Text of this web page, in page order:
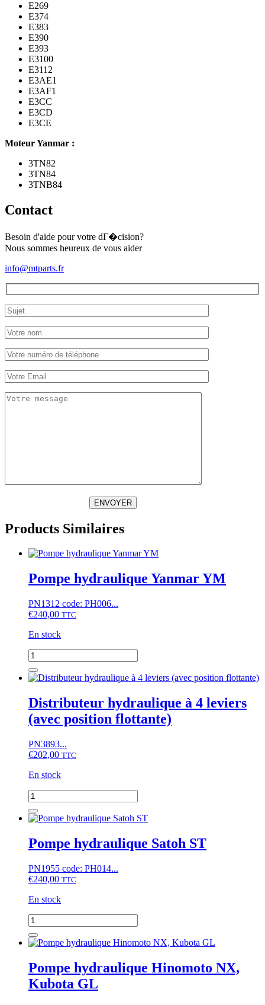
E269
E374
E383
E390
E393
E3100
E3112
E3AE1
E3AF1
E3CC
E3CD
E3CE
Moteur Yanmar :
3TN82
3TN84
3TNB84
Contact
Besoin d'aide pour votre dГ�cision?
Nous sommes heureux de vous aider
info@mtparts.fr
ENVOYER
Products Similaires
Pompe hydraulique Yanmar YM
PN1312 code: PH006...
€240,00 TTC
En stock
quantité
de
Pompe
Yanmar
YM
Distributeur hydraulique à 4 leviers
(avec position flottante)
PN3893...
€202,00 TTC
En stock
quantité
de
Distributeur
hydraulique
à
4
(avec
position
Pompe hydraulique Satoh ST
PN1955 code: PH014...
€240,00 TTC
En stock
quantité
de
Pompe
hydraulique
Satoh
ST
Pompe hydraulique Hinomoto NX,
Kubota GL